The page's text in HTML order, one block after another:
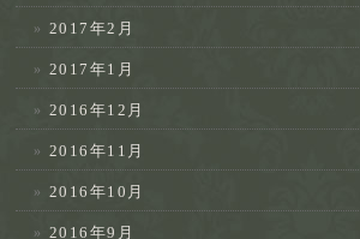
2017年2月
2017年1月
2016年12月
2016年11月
2016年10月
2016年9月